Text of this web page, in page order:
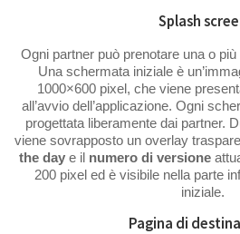
Splash
Ogni partner può prenotare una o
Una schermata iniziale è
1000×600 pixel, che viene
all’avvio dell’applicazione. Ogni
progettata liberamente dai partner.
viene sovrapposto un overlay
the day e il numero di versione
200 pixel ed è visibile nella parte
iniziale.
Pagina di